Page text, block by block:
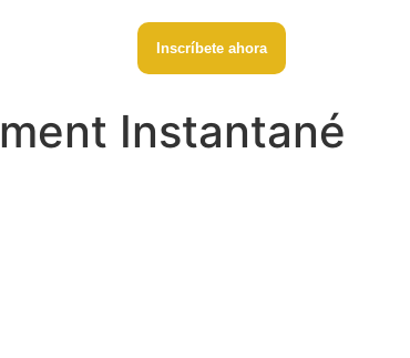
Inscríbete ahora
Instantané